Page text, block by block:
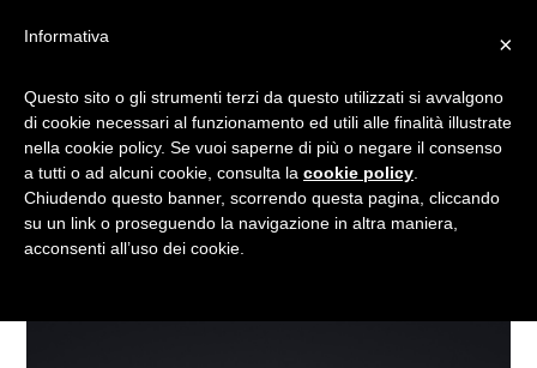
TORTE SPAZIALI: ECCO I
DOLCI CHE DIVENTANO
PIANETI!
×
Informativa
Questo sito o gli strumenti terzi da questo utilizzati si avvalgono
di cookie necessari al funzionamento ed utili alle finalità illustrate
nella cookie policy. Se vuoi saperne di più o negare il consenso
a tutti o ad alcuni cookie, consulta la cookie policy
Chiudendo questo banner, scorrendo questa pagina, cliccando
su un link o proseguendo la navigazione in altra maniera,
acconsenti all’uso dei cookie.